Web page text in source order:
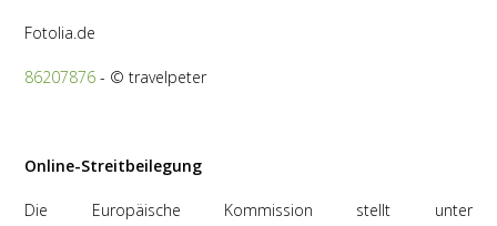
Fotolia.de
86207876 - © travelpeter
Online-Streitbeilegung
Die Europäische Kommission stellt unter